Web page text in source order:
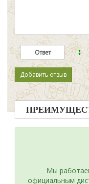
Мы
официальным